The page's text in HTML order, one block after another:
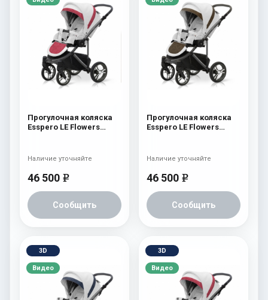
Прогулочная коляска
Esspero LE Flowers
46 500 e
Сообщить
Наличие уточняйте
Прогулочная коляска
Esspero LE Flowers
46 500 e
Сообщить
Наличие уточняйте
3D
Видео
3D
Видео